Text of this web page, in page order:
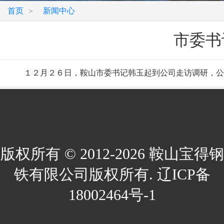
首页 > 新闻中心
市委
１２月２６日，鞍山市委书记韩玉起到公司走访调研，公
版权所有 © 2012-2026 鞍山宝得钢
铁有限公司版权所有. 辽ICP备
18002464号-1